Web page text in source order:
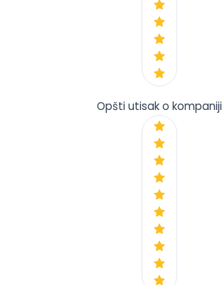
Opšti utisak o kompaniji